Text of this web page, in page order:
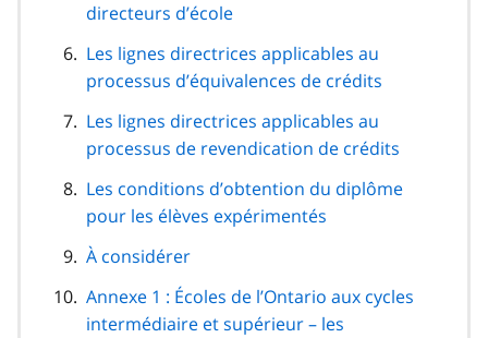
directeurs d’école
Les lignes directrices applicables au
processus d’équivalences de crédits
Les lignes directrices applicables au
processus de revendication de crédits
Les conditions d’obtention du diplôme
pour les élèves expérimentés
À considérer
Annexe 1 : Écoles de l’Ontario aux cycles
intermédiaire et supérieur – les